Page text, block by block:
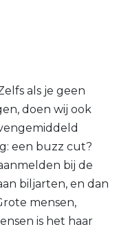
als je geen
doen wij ook
een buzz cut?
bij de
biljarten, en dan
mensen,
is het haar